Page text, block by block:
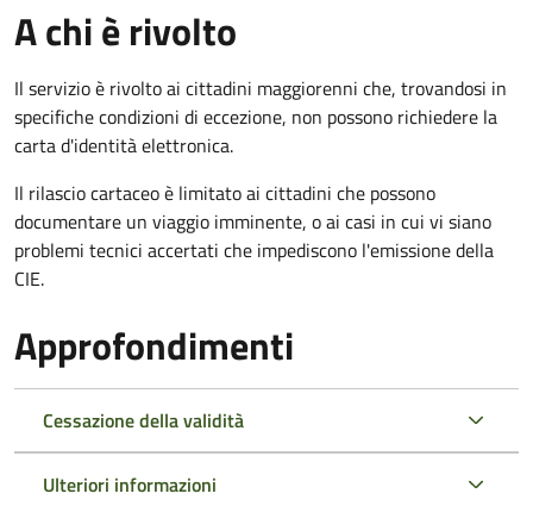
A chi è rivolto
Il servizio è rivolto ai cittadini maggiorenni che, trovandosi in
specifiche condizioni di eccezione, non possono richiedere la
carta d'identità elettronica.
Il rilascio cartaceo è limitato ai cittadini che possono
documentare un viaggio imminente, o ai casi in cui vi siano
problemi tecnici accertati che impediscono l'emissione della
CIE.
Approfondimenti
Cessazione della validità
Ulteriori informazioni